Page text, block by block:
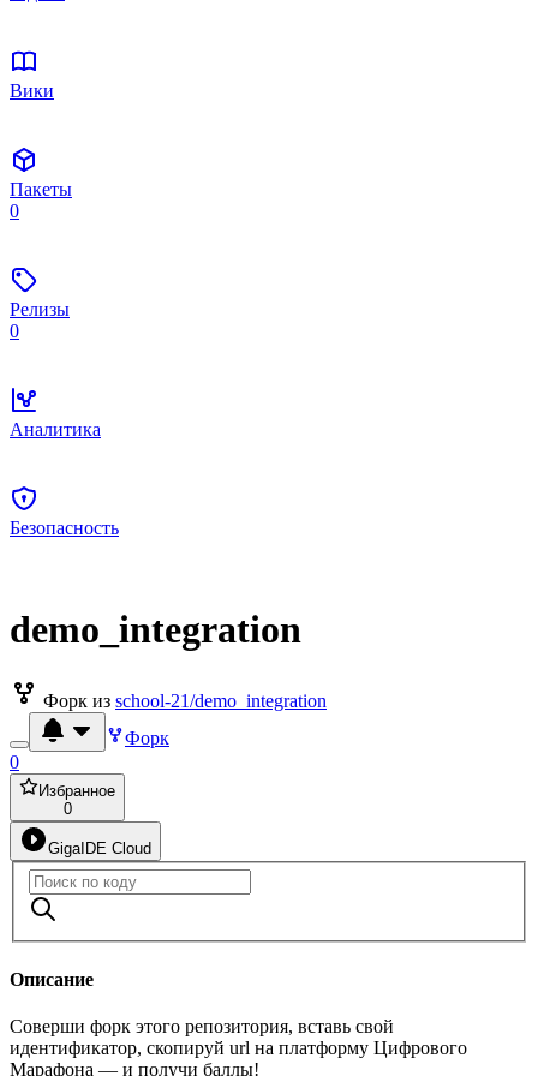
Вики
Пакеты
0
Релизы
0
Аналитика
Безопасность
demo_integration
Форк из school-21/demo_integration
Форк
0
Избранное
0
GigaIDE Cloud
Описание
Соверши форк этого репозитория, вставь свой
идентификатор, скопируй url на платформу Цифрового
Марафона — и получи баллы!